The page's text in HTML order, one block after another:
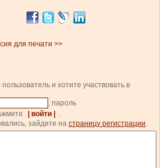
для печати >>
и хотите участвовать в
, пароль
| войти |
.
зайдите на страницу регистрации.